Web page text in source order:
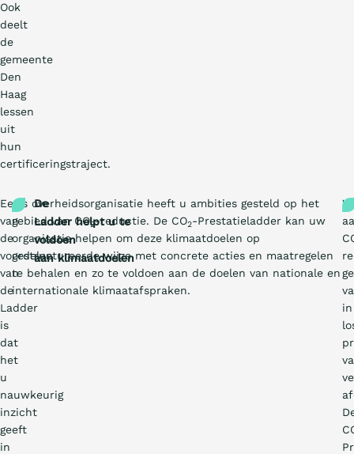
Ook
deelt
de
gemeente
Den
Haag
lessen
uit
hun
certificeringstraject.
Een
van
de
voordelen
van
de
Ladder
is
dat
het
u
nauwkeurig
inzicht
geeft
in
De
Ladder helpt u te
voldoen
aan klimaatdoelen
Als overheidsorganisatie heeft u ambities gesteld op het
gebied van CO2-reductie. De CO2-Prestatieladder kan uw
organisatie helpen om deze klimaatdoelen op
gestructureerde wijze met concrete acties en maatregelen
te behalen en zo te voldoen aan de doelen van nationale en
internationale klimaatafspraken.
in